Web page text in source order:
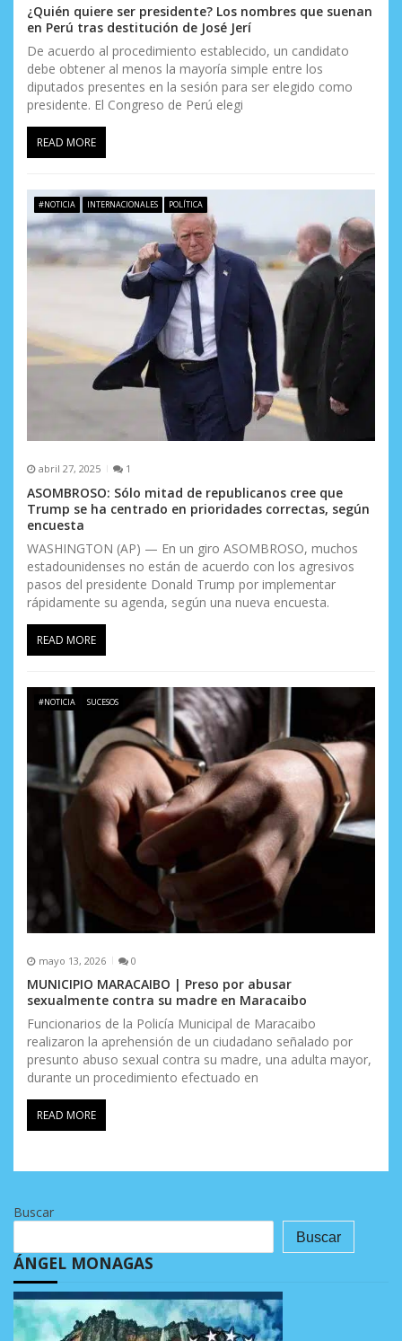
¿Quién quiere ser presidente? Los nombres que suenan
en Perú tras destitución de José Jerí
De acuerdo al procedimiento establecido, un candidato
debe obtener al menos la mayoría simple entre los
diputados presentes en la sesión para ser elegido como
presidente. El Congreso de Perú elegi
READ MORE
#NOTICIA INTERNACIONALES POLÍTICA
abril 27, 2025 1
ASOMBROSO: Sólo mitad de republicanos cree que
Trump se ha centrado en prioridades correctas, según
encuesta
WASHINGTON (AP) — En un giro ASOMBROSO, muchos
estadounidenses no están de acuerdo con los agresivos
pasos del presidente Donald Trump por implementar
rápidamente su agenda, según una nueva encuesta.
READ MORE
#NOTICIA SUCESOS
mayo 13, 2026 0
MUNICIPIO MARACAIBO | Preso por abusar
sexualmente contra su madre en Maracaibo
Funcionarios de la Policía Municipal de Maracaibo
realizaron la aprehensión de un ciudadano señalado por
presunto abuso sexual contra su madre, una adulta mayor,
durante un procedimiento efectuado en
READ MORE
Buscar
Buscar
ÁNGEL MONAGAS